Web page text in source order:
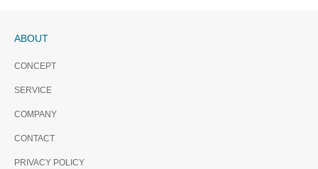
ABOUT
CONCEPT
SERVICE
COMPANY
CONTACT
PRIVACY POLICY